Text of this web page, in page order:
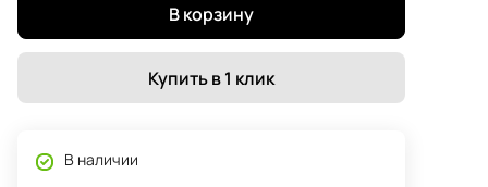
В корзину
Купить в 1 клик
В наличии